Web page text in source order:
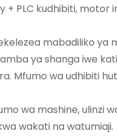
+ PLC kudhibiti, motor
mabadiliko ya
ya shanga iwe
Mfumo wa udhibiti
wa mashine, ulinzi
wakati na watumiaji.